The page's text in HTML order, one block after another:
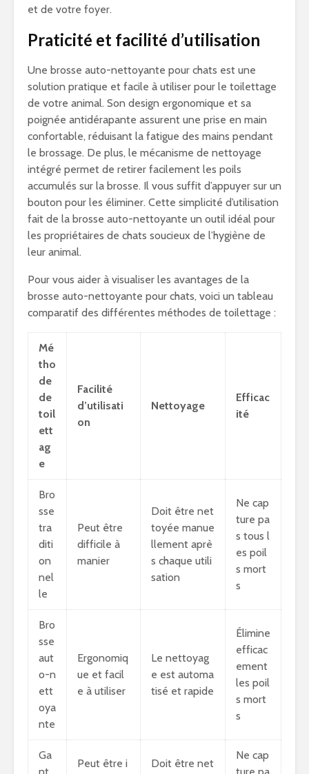
et de votre foyer.
Praticité et facilité d’utilisation
Une brosse auto-nettoyante pour chats est une
solution pratique et facile à utiliser pour le toilettage
de votre animal. Son design ergonomique et sa
poignée antidérapante assurent une prise en main
confortable, réduisant la fatigue des mains pendant
le brossage. De plus, le mécanisme de nettoyage
intégré permet de retirer facilement les poils
accumulés sur la brosse. Il vous suffit d’appuyer sur un
bouton pour les éliminer. Cette simplicité d’utilisation
fait de la brosse auto-nettoyante un outil idéal pour
les propriétaires de chats soucieux de l’hygiène de
leur animal.
Pour vous aider à visualiser les avantages de la
brosse auto-nettoyante pour chats, voici un tableau
comparatif des différentes méthodes de toilettage :
Mé
tho
de
de
toil
ett
ag
e
Facilité
d’utilisati
on
Nettoyage
Efficac
ité
Bro
sse
tra
diti
on
nel
le
Peut être
difficile à
manier
Doit être net
toyée manue
llement aprè
s chaque utili
sation
Ne cap
ture pa
s tous l
es poil
s mort
s
Bro
sse
aut
o-n
ett
oya
nte
Ergonomiq
ue et facil
e à utiliser
Le nettoyag
e est automa
tisé et rapide
Élimine
efficac
ement
les poil
s mort
s
Ga
Peut être i
Doit être net
Ne cap